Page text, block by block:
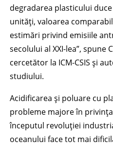
degradarea plasticului
unități, valoarea
estimări privind emisiile
secolului al XXI-lea”, spune
cercetător la ICM-CSIS și
studiului.
Acidificarea și poluare cu
probleme majore în
începutul revoluției
oceanului face tot mai